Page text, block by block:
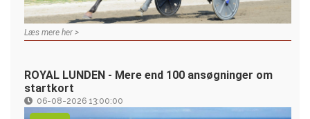
Læs mere her >
ROYAL LUNDEN - Mere end 100 ansøgninger om
startkort
06-08-2026 13:00:00